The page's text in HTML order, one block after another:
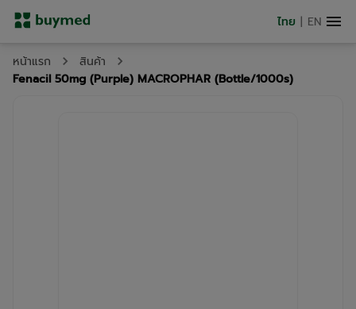
ไทย | EN
หน้าแรก
สินค้า
Fenacil 50mg (Purple) MACROPHAR (Bottle/1000s)